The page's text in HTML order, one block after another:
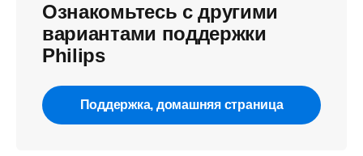
Ознакомьтесь с другими
вариантами поддержки
Philips
Поддержка, домашняя страница